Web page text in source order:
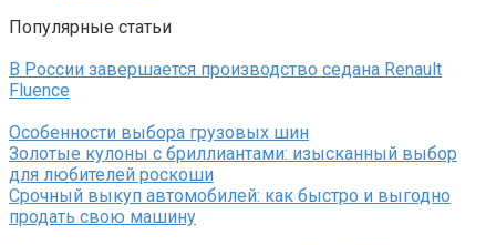
Популярные статьи
В России завершается производство седана Renault
Fluence
Особенности выбора грузовых шин
Золотые кулоны с бриллиантами: изысканный выбор
для любителей роскоши
Срочный выкуп автомобилей: как быстро и выгодно
продать свою машину